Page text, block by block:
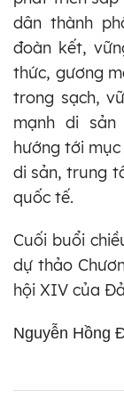
dân thành
đoàn kết,
thức, gương
trong sạch,
mạnh di
hướng tới
di sản, trung
quốc tế.
Cuối buổi
dự thảo
hội XIV của
Nguyễn Hồng